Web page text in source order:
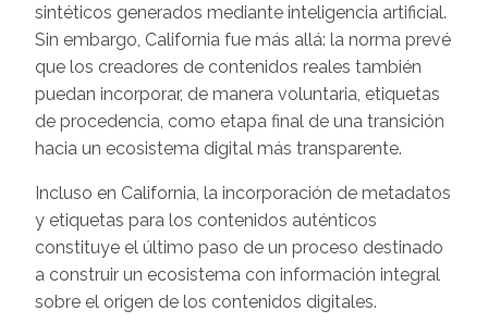
sintéticos generados mediante inteligencia artificial.
Sin embargo, California fue más allá: la norma prevé
que los creadores de contenidos reales también
puedan incorporar, de manera voluntaria, etiquetas
de procedencia, como etapa final de una transición
hacia un ecosistema digital más transparente.
Incluso en California, la incorporación de metadatos
y etiquetas para los contenidos auténticos
constituye el último paso de un proceso destinado
a construir un ecosistema con información integral
sobre el origen de los contenidos digitales.